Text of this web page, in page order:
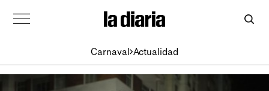
Carnaval Actualidad